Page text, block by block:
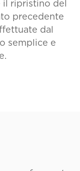
il ripristino del
precedente
dal
semplice e